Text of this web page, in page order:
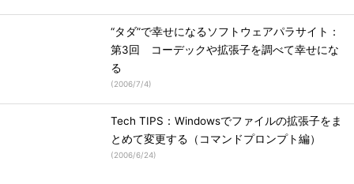
“タダ”で幸せになるソフトウェアパラサイト：
第3回 コーデックや拡張子を調べて幸せにな
る
(2006/7/4)
Tech TIPS：Windowsでファイルの拡張子をま
とめて変更する（コマンドプロンプト編）
(2006/6/24)